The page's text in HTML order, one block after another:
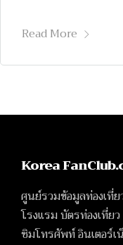
Read More
Korea
ศูนย์รวมข้อมูลท่องเที่
โรงแรม บัตรท่องเที่ยว
ซิมโทรศัพท์ อินเตอร์เ